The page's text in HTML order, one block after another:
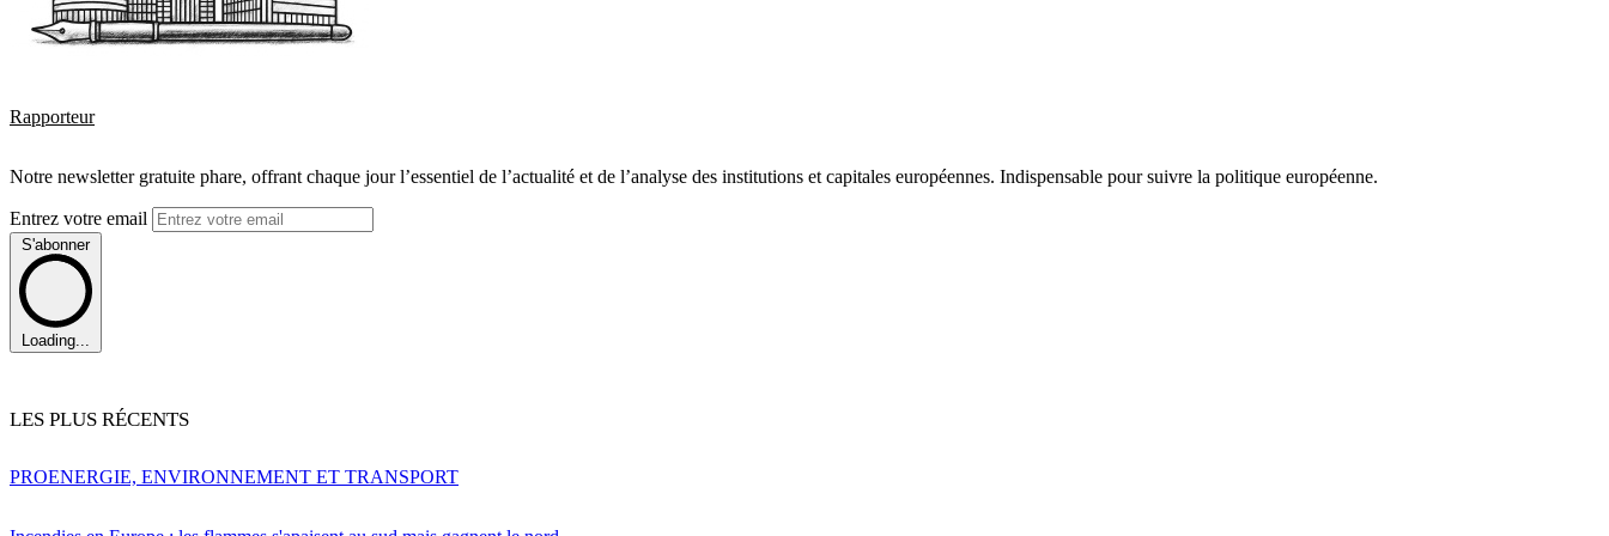
Rapporteur
Notre newsletter gratuite phare, offrant chaque jour l’essentiel de l’actualité et de l’analyse des institutions et capitales européennes. Indispensable pour suivre la politique européenne.
Entrez votre email
S'abonner
Loading...
LES PLUS RÉCENTS
PROENERGIE, ENVIRONNEMENT ET TRANSPORT